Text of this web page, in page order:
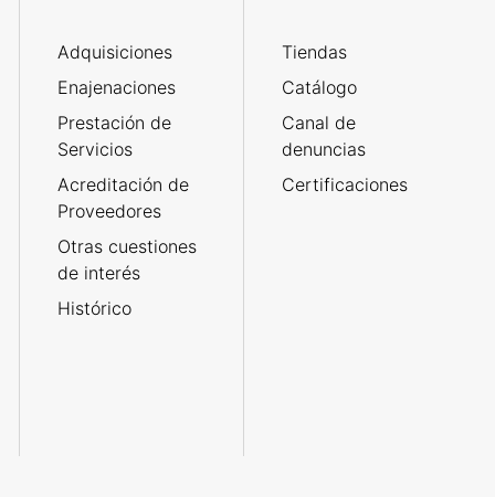
Adquisiciones
Enajenaciones
Prestación de
Servicios
Acreditación de
Proveedores
Otras cuestiones
de interés
Histórico
Tiendas
Catálogo
Canal de
denuncias
Certificaciones